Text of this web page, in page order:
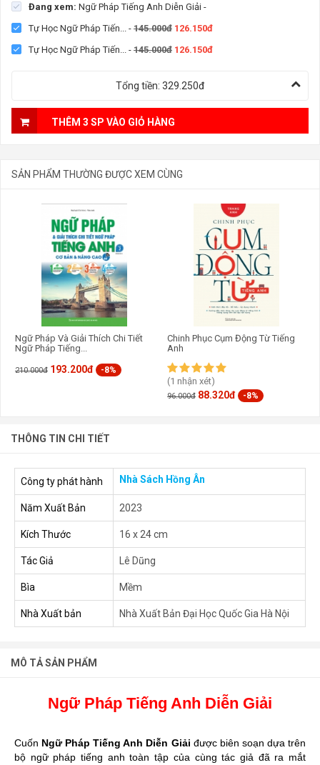
Đang xem: Ngữ Pháp Tiếng Anh Diễn Giải -
Tự Học Ngữ Pháp Tiến...
- 145.000đ 126.150đ
Tự Học Ngữ Pháp Tiến...
- 145.000đ 126.150đ
Tổng tiền: 329.250đ
THÊM 3 SP VÀO GIỎ HÀNG
SẢN PHẨM THƯỜNG ĐƯỢC XEM CÙNG
Ngữ Pháp Và Giải Thích Chi Tiết
Ngữ Pháp Tiếng...
210.000đ 193.200đ -8%
Chinh Phục Cụm Động Từ Tiếng
Anh
(1 nhận xét)
96.000đ 88.320đ -8%
THÔNG TIN CHI TIẾT
Công ty phát hành Nhà Sách Hồng Ân
Năm Xuất Bản 2023
Kích Thước 16 x 24 cm
Tác Giả Lê Dũng
Bìa Mềm
Nhà Xuất bản Nhà Xuất Bản Đại Học Quốc Gia Hà Nội
MÔ TẢ SẢN PHẨM
Ngữ Pháp Tiếng Anh Diễn Giải
Cuốn Ngữ Pháp Tiếng Anh Diễn Giải được biên soạn dựa trên
bộ ngữ pháp tiếng anh toàn tập của cùng tác giả đã ra mắt